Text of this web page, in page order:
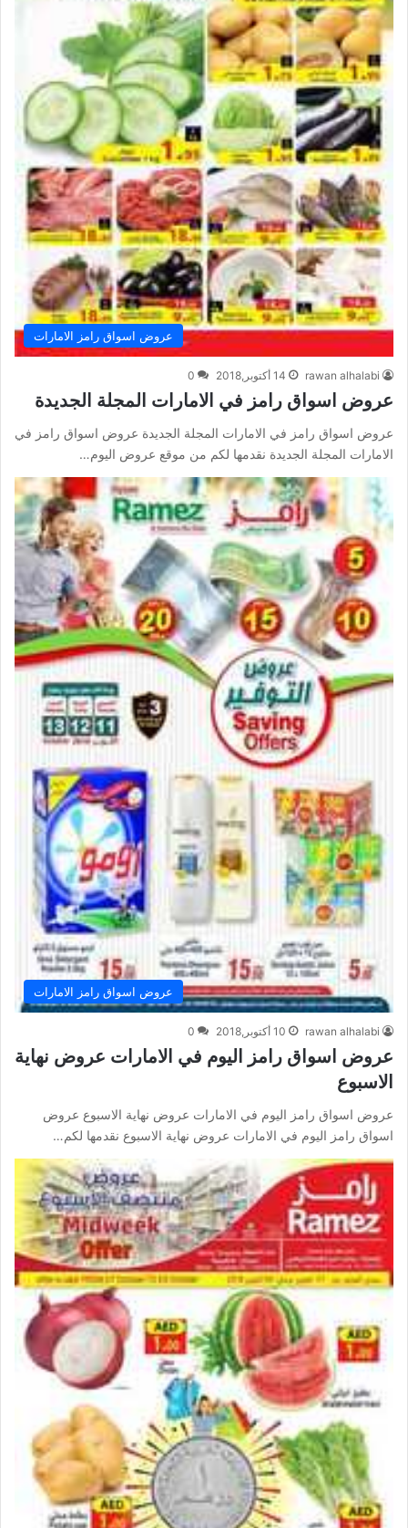
عروض اسواق رامز الامارات
rawan alhalabi 14 أكتوبر,2018 0
عروض اسواق رامز في الامارات المجلة الجديدة
عروض اسواق رامز في الامارات المجلة الجديدة عروض اسواق رامز في
الامارات المجلة الجديدة نقدمها لكم من موقع عروض اليوم…
عروض اسواق رامز الامارات
rawan alhalabi 10 أكتوبر,2018 0
عروض اسواق رامز اليوم في الامارات عروض نهاية
الاسبوع
عروض اسواق رامز اليوم في الامارات عروض نهاية الاسبوع عروض
اسواق رامز اليوم في الامارات عروض نهاية الاسبوع نقدمها لكم…